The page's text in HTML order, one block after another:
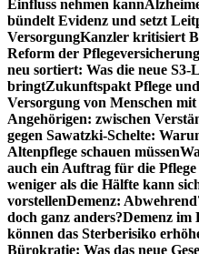
Einfluss nehmen kann
bündelt Evidenz und setzt
VersorgungKanzler kritisiert
Reform der Pflegeversicherung
neu sortiert: Was die neue
bringtZukunftspakt Pflege
Versorgung von Menschen mit
Angehörigen: zwischen
gegen Sawatzki-Schelte:
Altenpflege schauen müssen
auch ein Auftrag für die Pflege
weniger als die Hälfte kann
vorstellenDemenz:
doch ganz anders?Demenz im
können das Sterberisiko
Bürokratie: Was das neue